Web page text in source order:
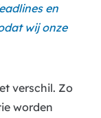
en
wij onze
verschil. Zo
worden